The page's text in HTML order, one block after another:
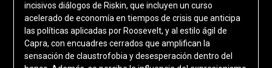
incisivos diálogos de Riskin, que incluyen un curso
acelerado de economía en tiempos de crisis que anticipa
las políticas aplicadas por Roosevelt, y al estilo ágil de
Capra, con encuadres cerrados que amplifican la
sensación de claustrofobia y desesperación dentro del